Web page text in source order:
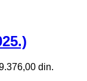
din.